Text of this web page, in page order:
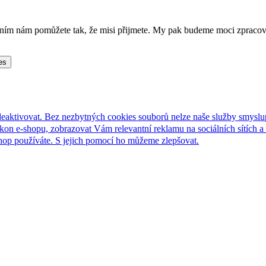
nám pomůžete tak, že misi přijmete. My pak budeme moci
Bez nezbytných cookies souborů nelze naše služby
e-shopu, zobrazovat Vám relevantní reklamu na sociálních sítích
používáte. S jejich pomocí ho můžeme zlepšovat.